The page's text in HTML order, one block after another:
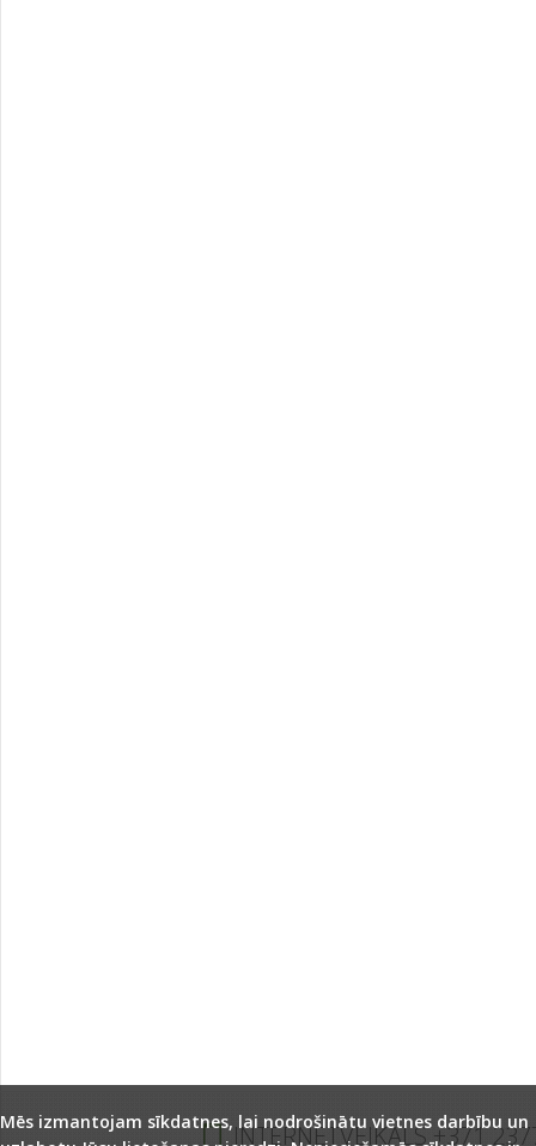
INTERNETVEIKALS +371
Mēs izmantojam sīkdatnes, lai nodrošinātu vietnes darbību un